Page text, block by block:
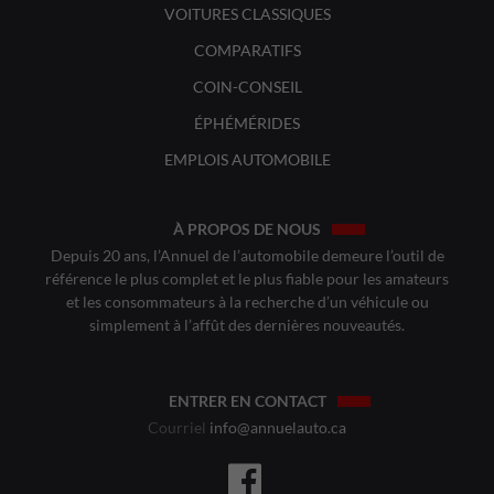
VOITURES CLASSIQUES
COMPARATIFS
COIN-CONSEIL
ÉPHÉMÉRIDES
EMPLOIS AUTOMOBILE
À PROPOS DE NOUS
Depuis 20 ans, l’Annuel de l’automobile demeure l’outil de
référence le plus complet et le plus fiable pour les amateurs
et les consommateurs à la recherche d’un véhicule ou
simplement à l’affût des dernières nouveautés.
ENTRER EN CONTACT
Courriel info@annuelauto.ca